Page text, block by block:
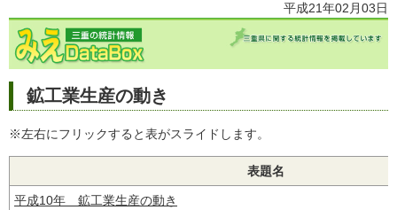
平成21年02月03日
鉱工業生産の動き
※左右にフリックすると表がスライドします。
表題名
平成10年 鉱工業生産の動き